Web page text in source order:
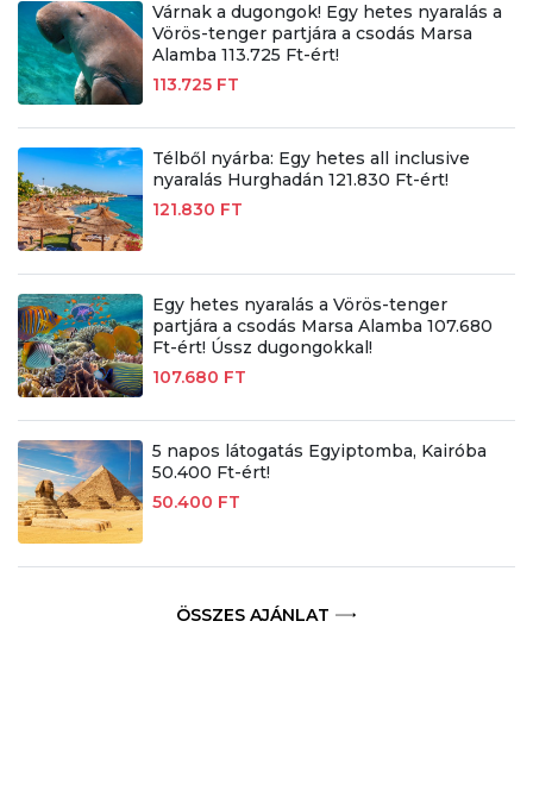
Várnak a dugongok! Egy hetes nyaralás a
Vörös-tenger partjára a csodás Marsa
Alamba 113.725 Ft-ért!
113.725 FT
Télből nyárba: Egy hetes all inclusive
nyaralás Hurghadán 121.830 Ft-ért!
121.830 FT
Egy hetes nyaralás a Vörös-tenger
partjára a csodás Marsa Alamba 107.680
Ft-ért! Ússz dugongokkal!
107.680 FT
5 napos látogatás Egyiptomba, Kairóba
50.400 Ft-ért!
50.400 FT
ÖSSZES AJÁNLAT